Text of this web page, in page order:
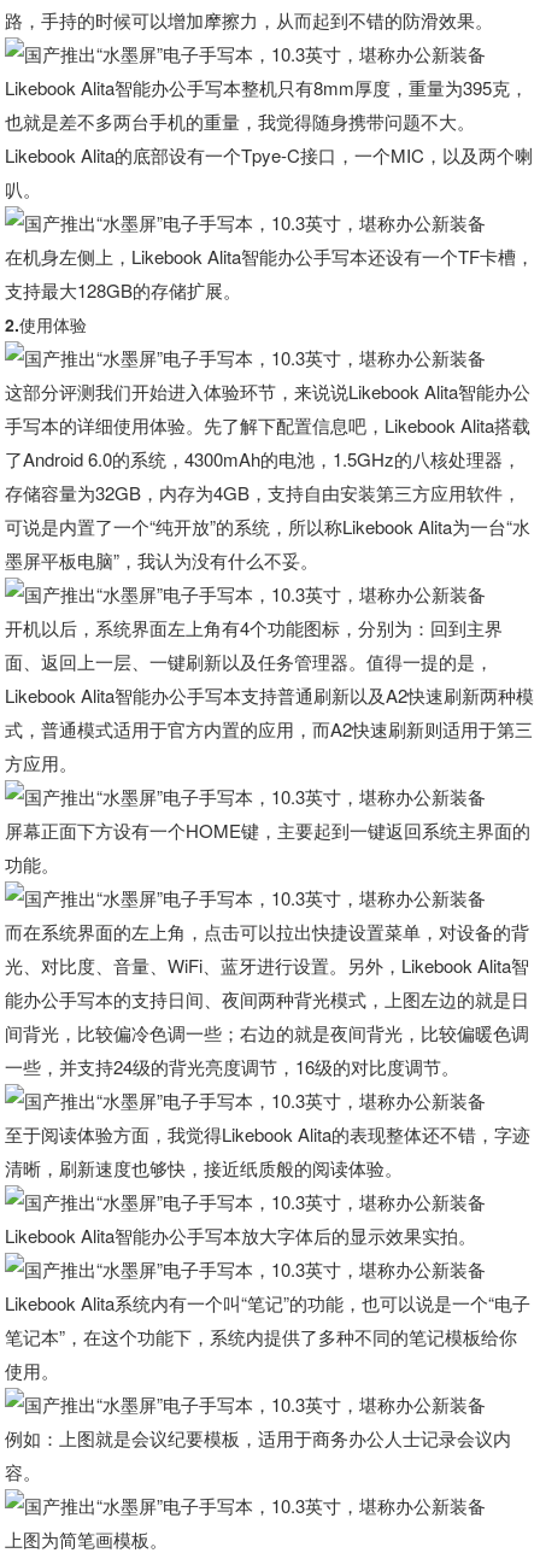
路，手持的时候可以增加摩擦力，从而起到不错的防滑效果。
Likebook Alita智能办公手写本整机只有8mm厚度，重量为395克，
也就是差不多两台手机的重量，我觉得随身携带问题不大。
Likebook Alita的底部设有一个Tpye-C接口，一个MIC，以及两个喇
叭。
在机身左侧上，Likebook Alita智能办公手写本还设有一个TF卡槽，
支持最大128GB的存储扩展。
2.使用体验
这部分评测我们开始进入体验环节，来说说Likebook Alita智能办公
手写本的详细使用体验。先了解下配置信息吧，Likebook Alita搭载
了Android 6.0的系统，4300mAh的电池，1.5GHz的八核处理器，
存储容量为32GB，内存为4GB，支持自由安装第三方应用软件，
可说是内置了一个“纯开放”的系统，所以称Likebook Alita为一台“水
墨屏平板电脑”，我认为没有什么不妥。
开机以后，系统界面左上角有4个功能图标，分别为：回到主界
面、返回上一层、一键刷新以及任务管理器。值得一提的是，
Likebook Alita智能办公手写本支持普通刷新以及A2快速刷新两种模
式，普通模式适用于官方内置的应用，而A2快速刷新则适用于第三
方应用。
屏幕正面下方设有一个HOME键，主要起到一键返回系统主界面的
功能。
而在系统界面的左上角，点击可以拉出快捷设置菜单，对设备的背
光、对比度、音量、WiFi、蓝牙进行设置。另外，Likebook Alita智
能办公手写本的支持日间、夜间两种背光模式，上图左边的就是日
间背光，比较偏冷色调一些；右边的就是夜间背光，比较偏暖色调
一些，并支持24级的背光亮度调节，16级的对比度调节。
至于阅读体验方面，我觉得Likebook Alita的表现整体还不错，字迹
清晰，刷新速度也够快，接近纸质般的阅读体验。
Likebook Alita智能办公手写本放大字体后的显示效果实拍。
Likebook Alita系统内有一个叫“笔记”的功能，也可以说是一个“电子
笔记本”，在这个功能下，系统内提供了多种不同的笔记模板给你
使用。
例如：上图就是会议纪要模板，适用于商务办公人士记录会议内
容。
上图为简笔画模板。